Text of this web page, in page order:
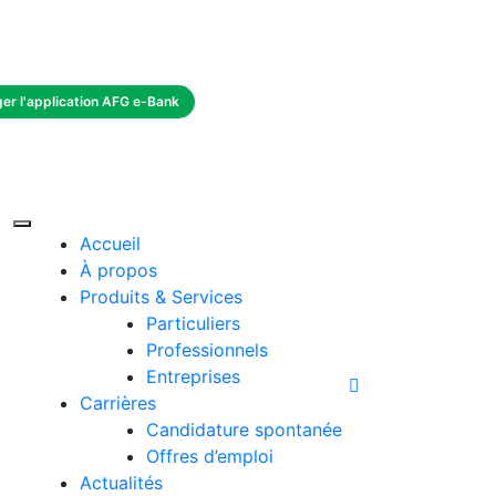
l'application AFG e-Bank
Accueil
À propos
Produits & Services
Particuliers
Professionnels
Entreprises
Carrières
Candidature spontanée
Offres d’emploi
Actualités